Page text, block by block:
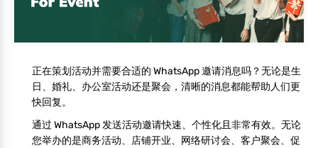
正在策划活动并需要合适的 WhatsApp 邀请消息吗？无论是生
日、婚礼、办公室活动还是聚会，清晰的消息都能帮助人们更
快回复。
通过 WhatsApp 发送活动邀请快速、个性化且非常有效。无论
您举办的是商务活动、店铺开业、网络研讨会、客户聚会、促